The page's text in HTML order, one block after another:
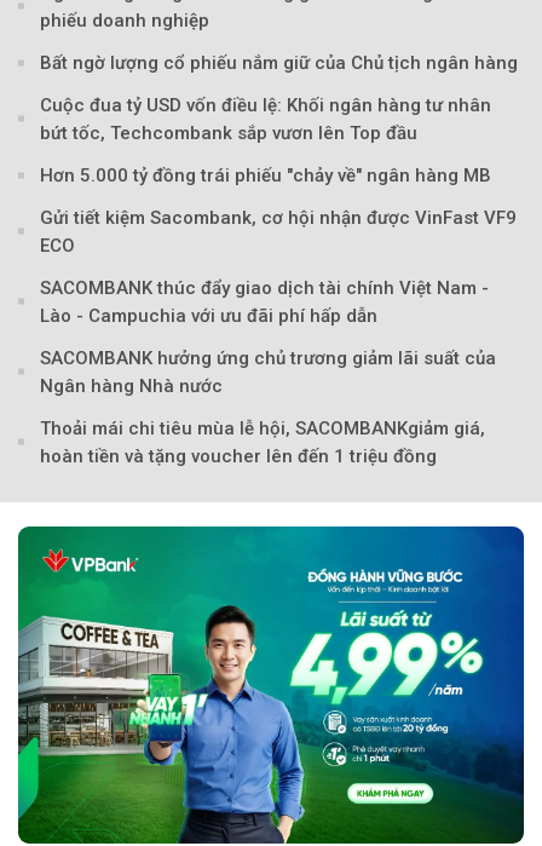
phiếu doanh nghiệp
Bất ngờ lượng cổ phiếu nắm giữ của Chủ tịch ngân hàng
Cuộc đua tỷ USD vốn điều lệ: Khối ngân hàng tư nhân
bứt tốc, Techcombank sắp vươn lên Top đầu
Hơn 5.000 tỷ đồng trái phiếu "chảy về" ngân hàng MB
Gửi tiết kiệm Sacombank, cơ hội nhận được VinFast VF9
ECO
SACOMBANK thúc đẩy giao dịch tài chính Việt Nam -
Lào - Campuchia với ưu đãi phí hấp dẫn
SACOMBANK hưởng ứng chủ trương giảm lãi suất của
Ngân hàng Nhà nước
Thoải mái chi tiêu mùa lễ hội, SACOMBANKgiảm giá,
hoàn tiền và tặng voucher lên đến 1 triệu đồng